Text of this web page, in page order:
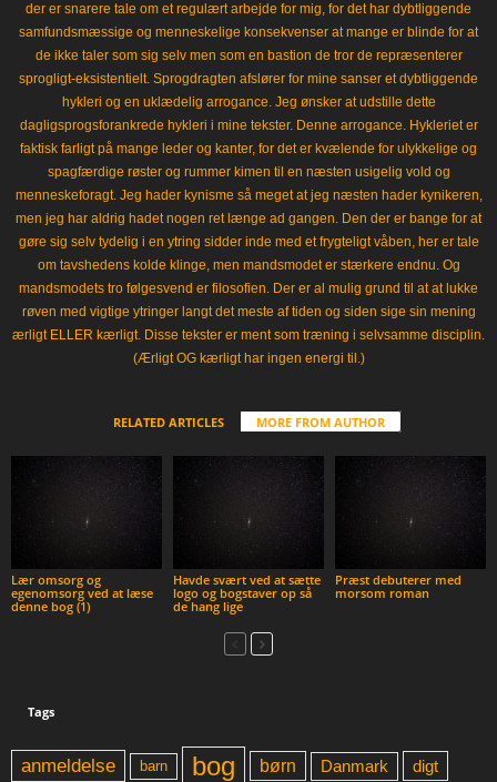
der er snarere tale om et regulært arbejde for mig, for det har dybtliggende
samfundsmæssige og menneskelige konsekvenser at mange er blinde for at
de ikke taler som sig selv men som en bastion de tror de repræsenterer
sprogligt-eksistentielt. Sprogdragten afslører for mine sanser et dybtliggende
hykleri og en uklædelig arrogance. Jeg ønsker at udstille dette
dagligsprogsforankrede hykleri i mine tekster. Denne arrogance. Hykleriet er
faktisk farligt på mange leder og kanter, for det er kvælende for ulykkelige og
spagfærdige røster og rummer kimen til en næsten usigelig vold og
menneskeforagt. Jeg hader kynisme så meget at jeg næsten hader kynikeren,
men jeg har aldrig hadet nogen ret længe ad gangen. Den der er bange for at
gøre sig selv tydelig i en ytring sidder inde med et frygteligt våben, her er tale
om tavshedens kolde klinge, men mandsmodet er stærkere endnu. Og
mandsmodets tro følgesvend er filosofien. Der er al mulig grund til at at lukke
røven med vigtige ytringer langt det meste af tiden og siden sige sin mening
ærligt ELLER kærligt. Disse tekster er ment som træning i selvsamme disciplin.
(Ærligt OG kærligt har ingen energi til.)
RELATED ARTICLES MORE FROM AUTHOR
Lær omsorg og
egenomsorg ved at læse
denne bog (1)
Havde svært ved at sætte
logo og bogstaver op så
de hang lige
Præst debuterer med
morsom roman
Tags
anmeldelse barn bog børn Danmark digt